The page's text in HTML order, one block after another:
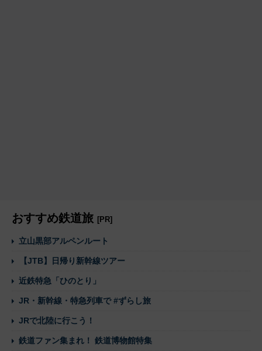
おすすめ鉄道旅 [PR]
立山黒部アルペンルート
【JTB】日帰り新幹線ツアー
近鉄特急「ひのとり」
JR・新幹線・特急列車で #ずらし旅
JRで北陸に行こう！
鉄道ファン集まれ！ 鉄道博物館特集